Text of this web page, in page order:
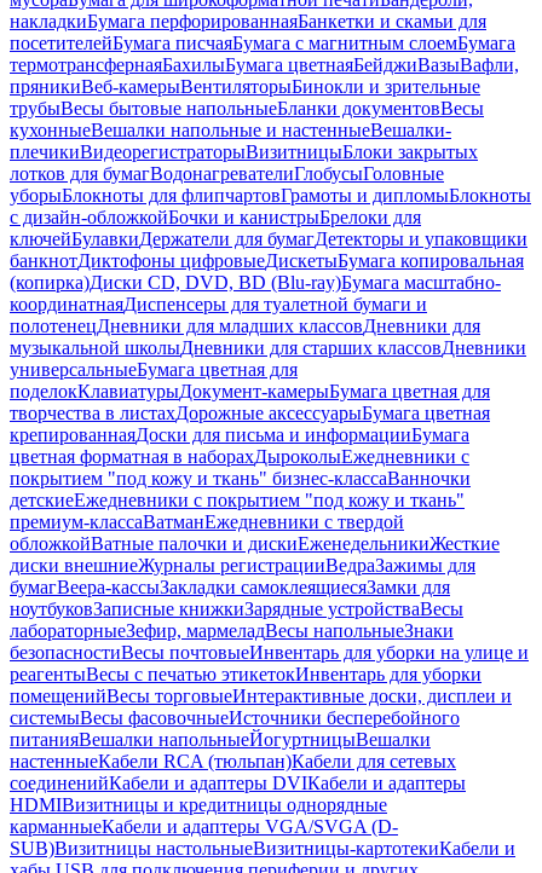
накладкиБумага перфорированнаяБанкетки и скамьи для
посетителейБумага писчаяБумага с магнитным слоемБумага
термотрансфернаяБахилыБумага цветнаяБейджиВазыВафли,
пряникиВеб-камерыВентиляторыБинокли и зрительные
трубыВесы бытовые напольныеБланки документовВесы
кухонныеВешалки напольные и настенныеВешалки-
плечикиВидеорегистраторыВизитницыБлоки закрытых
лотков для бумагВодонагревателиГлобусыГоловные
уборыБлокноты для флипчартовГрамоты и дипломыБлокноты
с дизайн-обложкойБочки и канистрыБрелоки для
ключейБулавкиДержатели для бумагДетекторы и упаковщики
банкнотДиктофоны цифровыеДискетыБумага копировальная
(копирка)Диски CD, DVD, BD (Blu-ray)Бумага масштабно-
координатнаяДиспенсеры для туалетной бумаги и
полотенецДневники для младших классовДневники для
музыкальной школыДневники для старших классовДневники
универсальныеБумага цветная для
поделокКлавиатурыДокумент-камерыБумага цветная для
творчества в листахДорожные аксессуарыБумага цветная
крепированнаяДоски для письма и информацииБумага
цветная форматная в наборахДыроколыЕжедневники с
покрытием "под кожу и ткань" бизнес-классаВанночки
детскиеЕжедневники с покрытием "под кожу и ткань"
премиум-классаВатманЕжедневники с твердой
обложкойВатные палочки и дискиЕженедельникиЖесткие
диски внешниеЖурналы регистрацииВедраЗажимы для
бумагВеера-кассыЗакладки самоклеящиесяЗамки для
ноутбуковЗаписные книжкиЗарядные устройстваВесы
лабораторныеЗефир, мармеладВесы напольныеЗнаки
безопасностиВесы почтовыеИнвентарь для уборки на улице и
реагентыВесы с печатью этикетокИнвентарь для уборки
помещенийВесы торговыеИнтерактивные доски, дисплеи и
системыВесы фасовочныеИсточники бесперебойного
питанияВешалки напольныеЙогуртницыВешалки
настенныеКабели RCA (тюльпан)Кабели для сетевых
соединенийКабели и адаптеры DVIКабели и адаптеры
HDMIВизитницы и кредитницы однорядные
карманныеКабели и адаптеры VGA/SVGA (D-
SUB)Визитницы настольныеВизитницы-картотекиКабели и